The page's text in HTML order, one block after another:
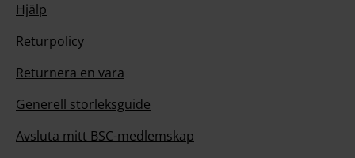
Hjälp
Returpolicy
Returnera en vara
Generell storleksguide
Avsluta mitt BSC-medlemskap